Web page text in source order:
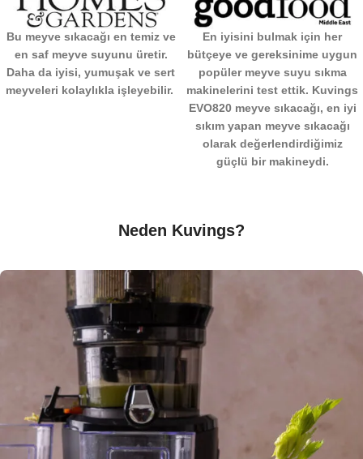
Bu meyve sıkacağı en temiz ve
en saf meyve suyunu üretir.
Daha da iyisi, yumuşak ve sert
meyveleri kolaylıkla işleyebilir.
En iyisini bulmak için her
bütçeye ve gereksinime uygun
popüler meyve suyu sıkma
makinelerini test ettik. Kuvings
EVO820 meyve sıkacağı, en iyi
sıkım yapan meyve sıkacağı
olarak değerlendirdiğimiz
güçlü bir makineydi.
Neden Kuvings?